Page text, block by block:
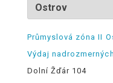
Průmyslová zóna II
Výdaj
Dolní Žďár 104